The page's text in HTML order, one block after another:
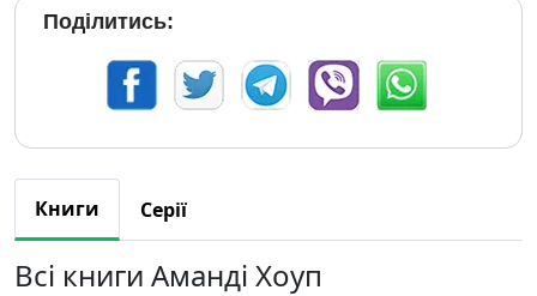
Поділитись:
Книги Серії
Всі книги Аманді Хоуп